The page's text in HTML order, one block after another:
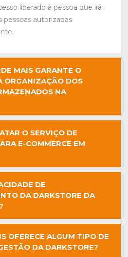
liberado à pessoa que irá
pessoas autorizadas
MAIS GARANTE O
ORGANIZAÇÃO DOS
NA
O SERVIÇO DE
E-COMMERCE EM
DE
DA DARKSTORE DA
OFERECE ALGUM TIPO DE
DA DARKSTORE?